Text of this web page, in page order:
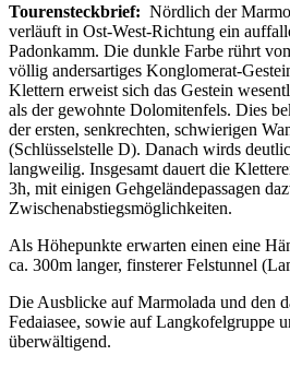
Tourensteckbrief: Nördlich der
verläuft in Ost-West-Richtung ein
Padonkamm. Die dunkle Farbe rührt
völlig andersartiges Konglomerat-
Klettern erweist sich das Gestein
als der gewohnte Dolomitenfels. Dies
der ersten, senkrechten, schwierigen
(Schlüsselstelle D). Danach wirds
langweilig. Insgesamt dauert die
3h, mit einigen Gehgeländepassagen
Zwischenabstiegsmöglichkeiten.
Als Höhepunkte erwarten einen eine
ca. 300m langer, finsterer Felstunnel
Die Ausblicke auf Marmolada und den
Fedaiasee, sowie auf Langkofelgruppe
überwältigend.